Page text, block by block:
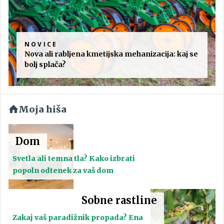
NOVICE
Nova ali rabljena kmetijska mehanizacija: kaj se
bolj splača?
Moja hiša
Dom
Svetla ali temna tla? Kako izbrati
popoln odtenek za vaš dom
Sobne rastline
Zakaj vaš paradižnik propada? Ena